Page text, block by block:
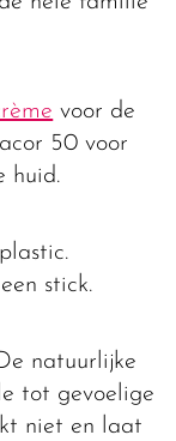
voor de
50 voor
huid.
stick.
natuurlijke
tot gevoelige
niet en laat